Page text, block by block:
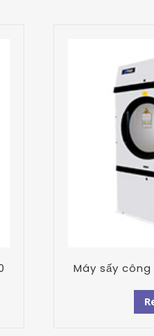
Máy sấy